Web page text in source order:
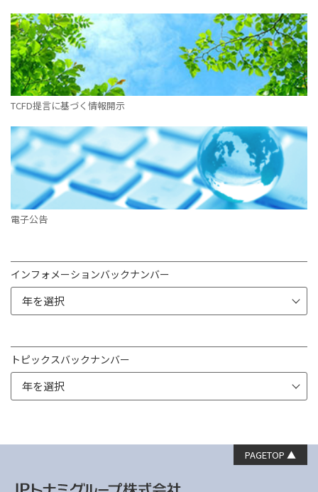
TCFD提言に基づく情報開示
電子公告
インフォメーションバックナンバー
トピックスバックナンバー
PAGETOP ▲